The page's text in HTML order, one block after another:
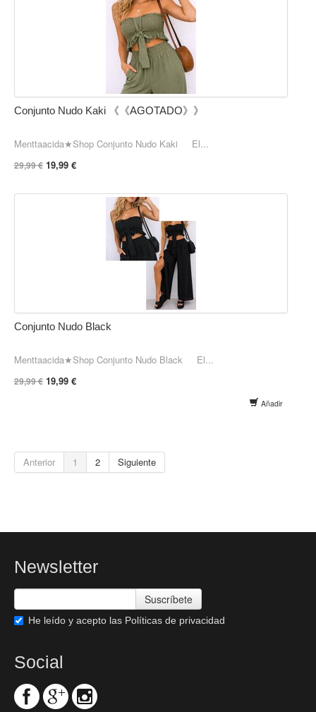
Conjunto Nudo Kaki 《《AGOTADO》》
Menttaacida★Shop Conjunto Nudo Kaki El...
29,99 € 19,99 €
Conjunto Nudo Black
Menttaacida★Shop Conjunto Nudo Black El...
29,99 € 19,99 €
Añadir
Anterior 1 2 Siguiente
Newsletter
Suscríbete
He leído y acepto las Políticas de privacidad
Social